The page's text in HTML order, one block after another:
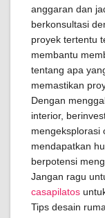
anggaran dan
berkonsultasi
proyek tertentu
membantu
tentang apa
memastikan
Dengan
interior,
mengeksplorasi
mendapatkan
berpotensi
Jangan ragu
casapilatos
Tips desain